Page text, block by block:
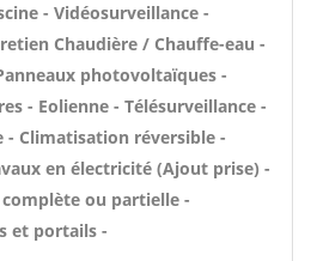
- Vidéosurveillance -
Chaudière / Chauffe-eau -
photovoltaïques -
- Eolienne - Télésurveillance -
- Climatisation réversible -
en électricité (Ajout prise) -
ou partielle -
et portails -